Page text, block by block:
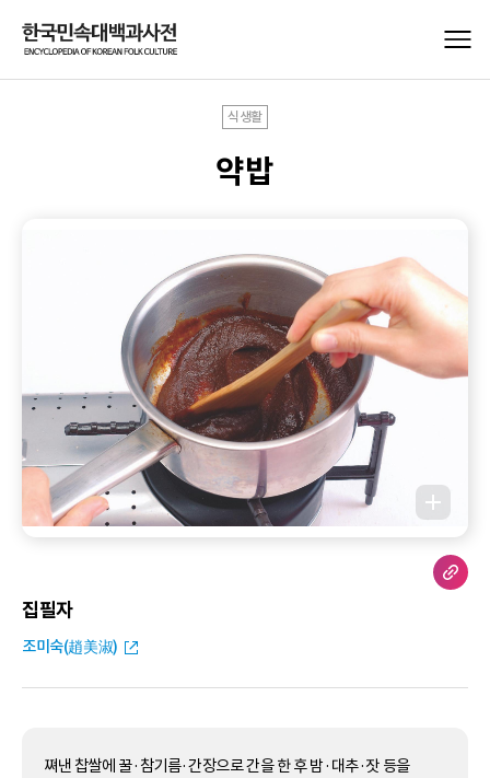
식생활
약밥
집필자
조미숙(趙美淑)
쪄낸 찹쌀에 꿀·참기름·간장으로 간을 한 후 밤·대추·잣 등을